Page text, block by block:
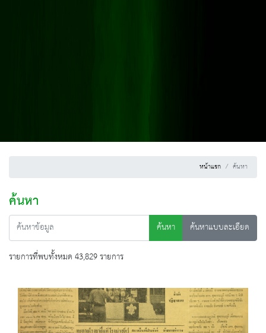
หน้าแรก ค้นหา
ค้นหา
ค้นหา
ค้นหาแบบละเอียด
รายการที่พบทั้งหมด 43,829 รายการ